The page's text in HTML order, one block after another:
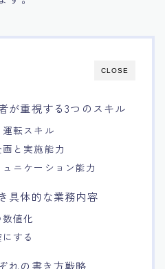
CLOSE
が重視する3つのスキル
転スキル
と実施能力
ニケーション能力
具体的な業務内容
値化
する
れの書き方戦略